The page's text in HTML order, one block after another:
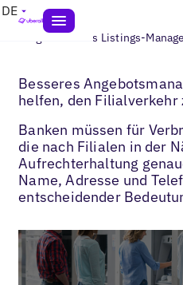
DE
Blogs> Lokales Listings-
Besseres
helfen, den Filialverkehr
Banken müssen für
die nach Filialen in der
Aufrechterhaltung
Name, Adresse und
entscheidender